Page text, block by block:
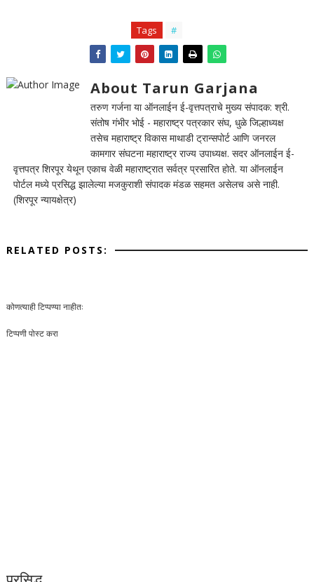
Tags #
About Tarun Garjana
तरुण गर्जना या ऑनलाईन ई-वृत्तपत्राचे मुख्य संपादक: श्री.
संतोष गंभीर भोई - महाराष्ट्र पत्रकार संघ, धुळे जिल्हाध्यक्ष
तसेच महाराष्ट्र विकास माथाडी ट्रान्सपोर्ट आणि जनरल
कामगार संघटना महाराष्ट्र राज्य उपाध्यक्ष. सदर ऑनलाईन ई-
वृत्तपत्र शिरपूर येथून एकाच वेळी महाराष्ट्रात सर्वत्र प्रसारित होते. या ऑनलाईन
पोर्टल मध्ये प्रसिद्ध झालेल्या मजकुराशी संपादक मंडळ सहमत असेलच असे नाही.
(शिरपूर न्यायक्षेत्र)
RELATED POSTS:
कोणत्याही टिप्पण्‍या नाहीत:
टिप्पणी पोस्ट करा